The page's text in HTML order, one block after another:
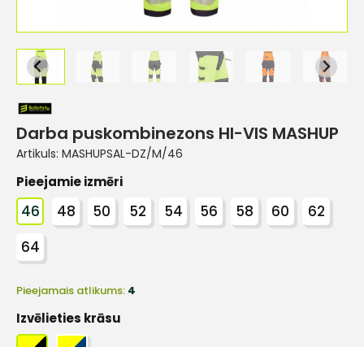
Darba puskombinezons HI-VIS MASHUP
Artikuls: MASHUPSAL-DZ/M/46
Pieejamie izmēri
46 48 50 52 54 56 58 60
62
64
Pieejamais atlikums: 4
Izvēlieties krāsu